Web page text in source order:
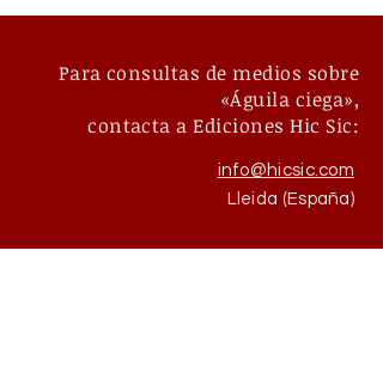
Para consultas de medios sobre
«Águila ciega»,
contacta a Ediciones Hic Sic:
info@hicsic.com
Lleida (España)